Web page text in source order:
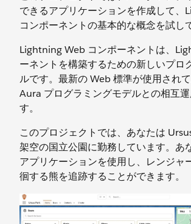
できるアプリケーションを作成して
コンポーネントの基本的な概念を試し
Lightning Web コンポーネントは、
ーネントを構築するための新しいプロ
ルです。最新の Web 標準が使用され
Aura プログラミングモデルとの相互
す。
このプロジェクトでは、あなたは
架空の国立公園に勤務しています。あ
アプリケーションを使用し、レンジャ
徊する熊を追跡することができます。